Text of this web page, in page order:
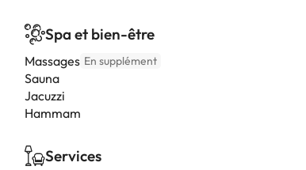
Spa et bien-être
Massages En supplément
Sauna
Jacuzzi
Hammam
Services